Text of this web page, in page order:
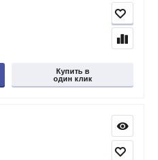
Купить в
один клик